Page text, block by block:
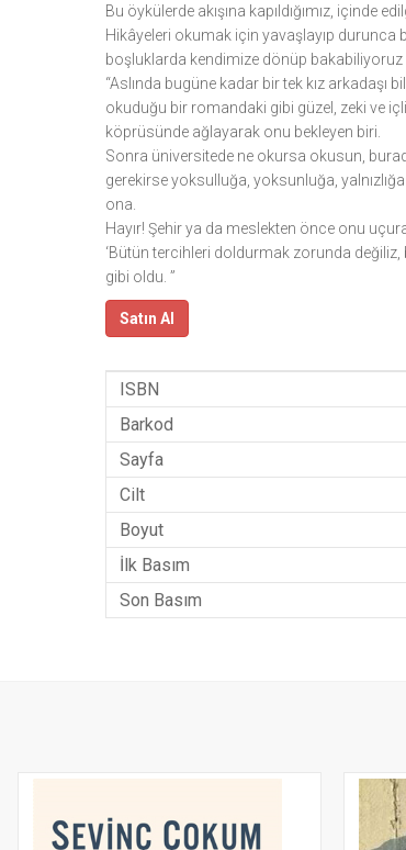
Bu öykülerde akışına kapıldığımız,
Hikâyeleri okumak için yavaşlayıp durunca
boşluklarda kendimize dönüp bakabiliyoruz
“Aslında bugüne kadar bir tek kız arkadaşı
okuduğu bir romandaki gibi güzel, zeki ve
köprüsünde ağlayarak onu bekleyen biri.
Sonra üniversitede ne okursa okusun,
gerekirse yoksulluğa, yoksunluğa,
ona.
Hayır! Şehir ya da meslekten önce onu
‘Bütün tercihleri doldurmak zorunda değiliz,
gibi oldu. ”
Satın Al
ISBN
Barkod
Sayfa
Cilt
Boyut
İlk Basım
Son Basım